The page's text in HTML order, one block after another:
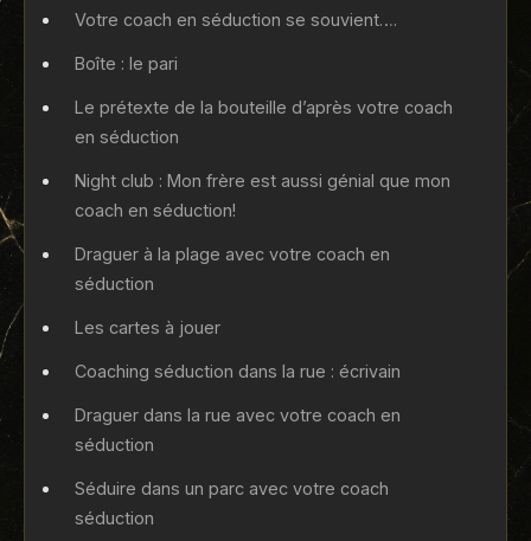
Votre coach en séduction se souvient….
Boîte : le pari
Le prétexte de la bouteille d’après votre coach
en séduction
Night club : Mon frère est aussi génial que mon
coach en séduction!
Draguer à la plage avec votre coach en
séduction
Les cartes à jouer
Coaching séduction dans la rue : écrivain
Draguer dans la rue avec votre coach en
séduction
Séduire dans un parc avec votre coach
séduction